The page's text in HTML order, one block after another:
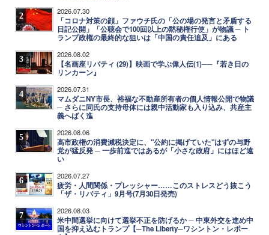
2 2026.07.30
「コロナ対策の顔」ファウチ氏の「公の場の発言と矛盾する
日記公開」「公聴会で100回以上の黙秘権行使」が物議 ─ ト
ランプ政権の最終的な狙いは「中国の責任追及」にある
3 2026.08.02
【名画座リバティ (29)】映画で学ぶ偉人伝(1)──『若き日の
リンカーン』
4 2026.07.31
マムダニNY市長、裕福な不動産所有者の個人情報公開で物議
─ さらに同氏の支持母体には親中活動家も入り込み、共産主
義へばく進
5 2026.08.06
高市政権の消費減税決定に、"公約に掲げていた"はずの与野
党が猛反発 ─ 一歩前進ではあるが「小さな政府」にはほど遠
い
6 2026.07.27
疲労・人間関係・プレッシャー……このストレスどう抜こう
「ザ・リバティ」9月号(7月30日発売)
7 2026.08.03
米中間選挙に向けて選挙不正を防げるか ─ 中東外交を進め中
国を抑え込むトランプ【─The Liberty─ワシントン・レポー